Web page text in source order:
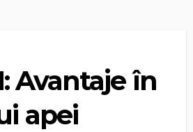
Avantaje în
apei